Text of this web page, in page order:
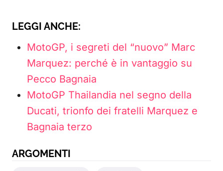
LEGGI ANCHE:
MotoGP, i segreti del “nuovo” Marc
Marquez: perché è in vantaggio su
Pecco Bagnaia
MotoGP Thailandia nel segno della
Ducati, trionfo dei fratelli Marquez e
Bagnaia terzo
ARGOMENTI